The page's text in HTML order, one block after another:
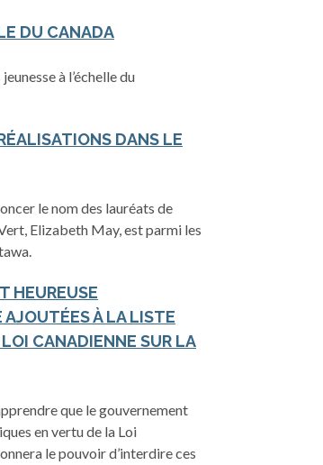
DU CANADA
à l’échelle du
DANS LE
le nom des lauréats de
Elizabeth May, est parmi les
HEUREUSE
AJOUTÉES À LA LISTE
CANADIENNE SUR LA
que le gouvernement
en vertu de la Loi
le pouvoir d’interdire ces